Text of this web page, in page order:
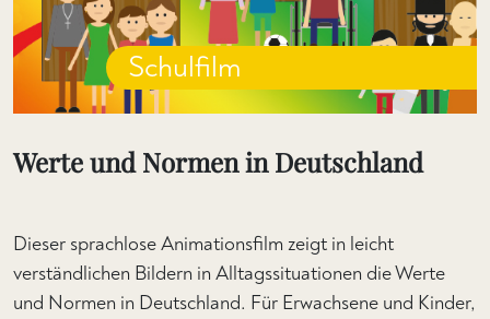
Schulfilm
Werte und Normen in Deutschland
Dieser sprachlose Animationsfilm zeigt in leicht
verständlichen Bildern in Alltagssituationen die Werte
und Normen in Deutschland. Für Erwachsene und Kinder,